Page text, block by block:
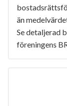
än
Se detaljerad
föreningens